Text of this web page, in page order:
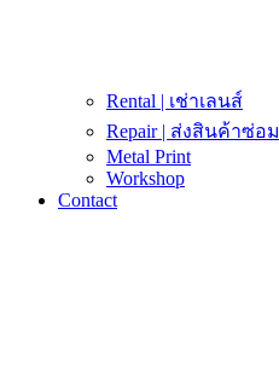
Rental | เช่าเลนส์
Repair | ส่งสินค้าซ่อม
Metal Print
Workshop
Contact